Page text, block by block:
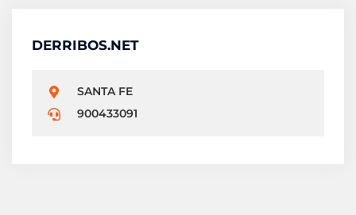
DERRIBOS.NET
SANTA FE
900433091